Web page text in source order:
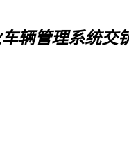
车辆管理系统交